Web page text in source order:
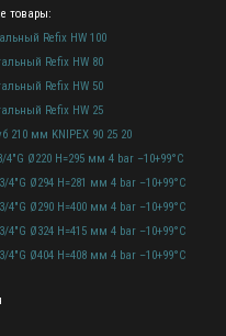
товары:
Refix HW 100
Refix HW 80
Refix HW 50
Refix HW 25
210 мм KNIPEX 90 25 20
Ø220 H=295 мм 4 bar –10+99°C
Ø294 H=281 мм 4 bar –10+99°C
Ø290 H=400 мм 4 bar –10+99°C
Ø324 H=415 мм 4 bar –10+99°C
Ø404 H=408 мм 4 bar –10+99°C